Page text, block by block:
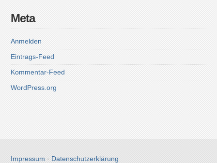
Meta
Anmelden
Eintrags-Feed
Kommentar-Feed
WordPress.org
Impressum · Datenschutzerklärung